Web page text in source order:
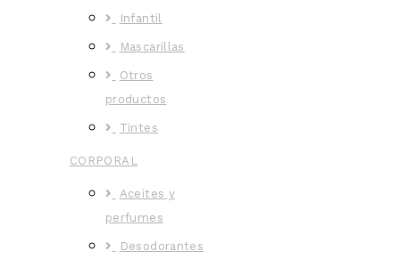
Infantil
Mascarillas
Otros
productos
Tintes
CORPORAL
Aceites y
perfumes
Desodorantes